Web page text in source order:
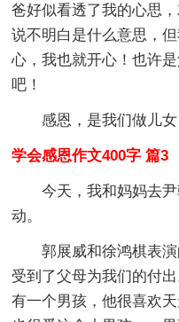
爸好似看透了我的心思
说不明白是什么意思，
心，我也就开心！也许
吧！
感恩，是我们做儿
学会感恩作文400字 篇3
今天，我和妈妈去
动。
郭展威和徐鸿棋表
受到了父母为我们的付
有一个男孩，他很喜欢